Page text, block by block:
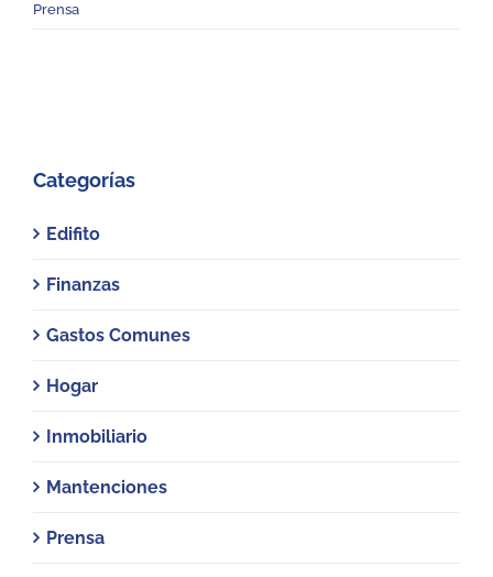
Prensa
Categorías
Edifito
Finanzas
Gastos Comunes
Hogar
Inmobiliario
Mantenciones
Prensa